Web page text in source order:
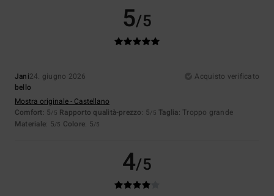
5/5
Jani24. giugno 2026
Acquisto verificato
bello
Mostra originale - Castellano
Comfort: 5/5 Rapporto qualità-prezzo: 5/5 Taglia: Troppo grande
Materiale: 5/5 Colore: 5/5
4/5